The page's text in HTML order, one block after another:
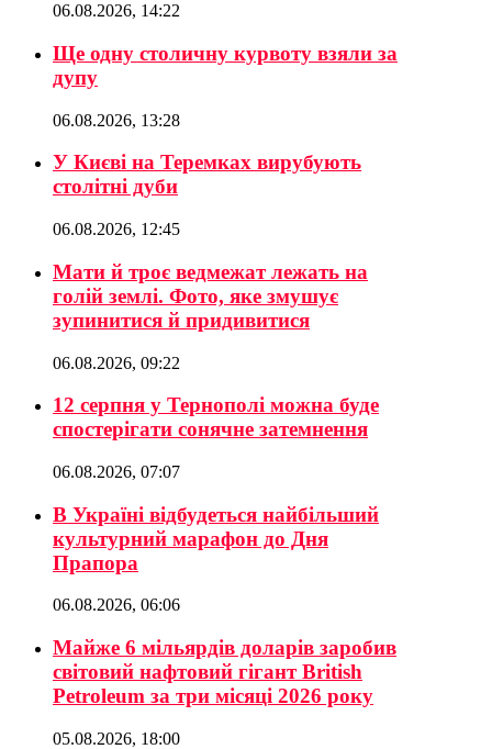
06.08.2026, 14:22
Ще одну столичну курвоту взяли за
дупу
06.08.2026, 13:28
У Києві на Теремках вирубують
столітні дуби
06.08.2026, 12:45
Мати й троє ведмежат лежать на
голій землі. Фото, яке змушує
зупинитися й придивитися
06.08.2026, 09:22
12 серпня у Тернополі можна буде
спостерігати сонячне затемнення
06.08.2026, 07:07
В Україні відбудеться найбільший
культурний марафон до Дня
Прапора
06.08.2026, 06:06
Майже 6 мільярдів доларів заробив
світовий нафтовий гігант British
Petroleum за три місяці 2026 року
05.08.2026, 18:00